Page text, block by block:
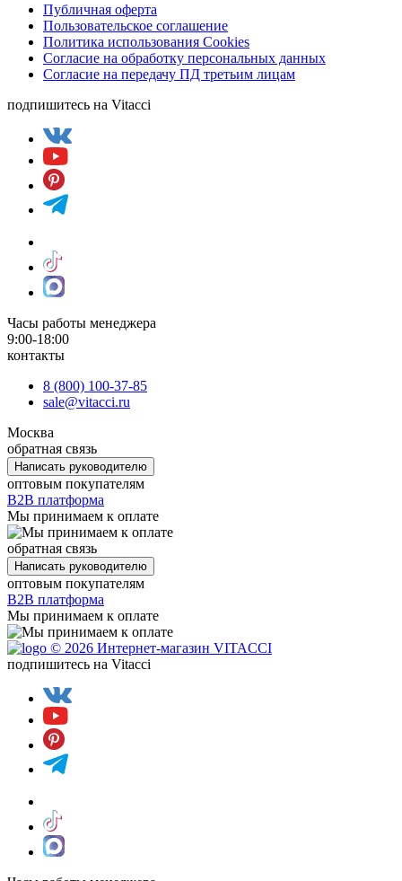
Публичная оферта
Пользовательское соглашение
Политика использования Cookies
Согласие на обработку персональных данных
Согласие на передачу ПД третьим лицам
подпишитесь на Vitacci
Часы работы менеджера
9:00-18:00
контакты
8 (800) 100-37-85
sale@vitacci.ru
Москва
обратная связь
Написать руководителю
оптовым покупателям
B2B платформа
Мы принимаем к оплате
обратная связь
Написать руководителю
оптовым покупателям
B2B платформа
Мы принимаем к оплате
© 2026 Интернет-магазин VITACCI
подпишитесь на Vitacci